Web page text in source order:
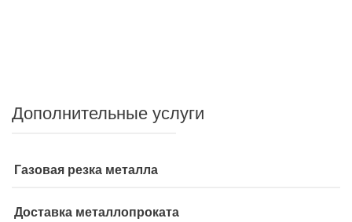
Дополнительные услуги
Газовая резка металла
Доставка металлопроката